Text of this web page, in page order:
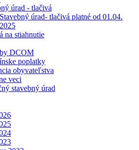
úrad - tlačivá
Stavebný úrad- tlačivá platné od 01.04.
2025
na stiahnutie
DCOM
poplatky
obyvateľstva
veci
stavebný úrad